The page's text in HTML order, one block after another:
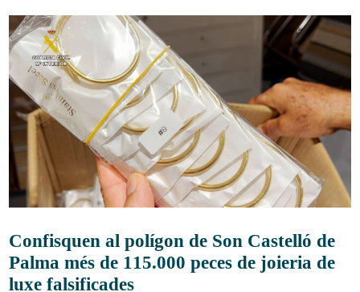
Confisquen al polígon de Son Castelló de
Palma més de 115.000 peces de joieria de
luxe falsificades